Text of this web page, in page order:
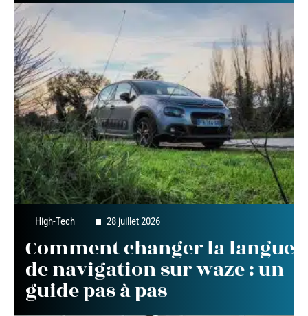
High-Tech 28 juillet 2026
Comment changer la langue
de navigation sur waze : un
guide pas à pas